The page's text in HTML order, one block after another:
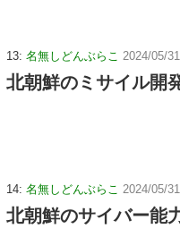
13: 名無しどんぶらこ 2024/05/
北朝鮮のミサイル開
14: 名無しどんぶらこ 2024/05/
北朝鮮のサイバー能